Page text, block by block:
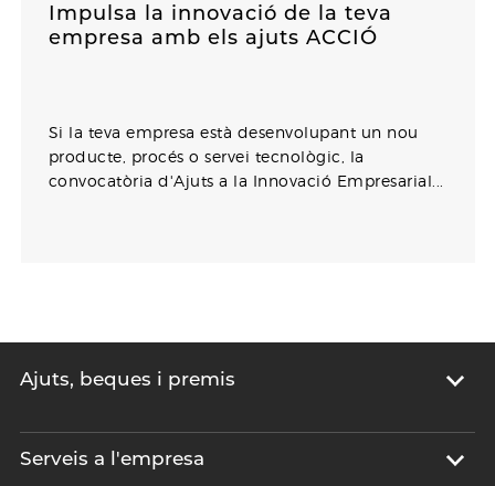
Impulsa la innovació de la teva
empresa amb els ajuts ACCIÓ
Si la teva empresa està desenvolupant un nou
producte, procés o servei tecnològic, la
convocatòria d'Ajuts a la Innovació Empresarial...
Ajuts, beques i premis
Serveis a l'empresa